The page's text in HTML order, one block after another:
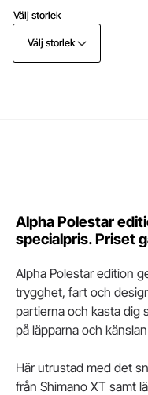
Välj storlek
Välj storlek
Alpha Polestar
specialpris. Priset
Alpha Polestar edition
trygghet, fart och
partierna och kasta dig
på läpparna och
Här utrustad med det
från Shimano XT samt